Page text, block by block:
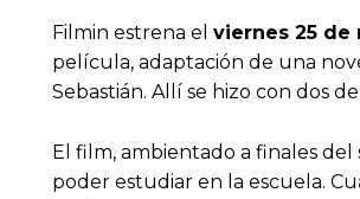
Filmin estrena el viernes 25 de
película, adaptación de una
Sebastián. Allí se hizo con dos
El film, ambientado a finales
poder estudiar en la escuela.